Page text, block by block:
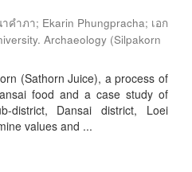
คำภา; Ekarin Phungpracha; เอก
Archaeology (Silpakorn
(Sathorn Juice), a process of
food and a case study of
district, Dansai district, Loei
values and ...